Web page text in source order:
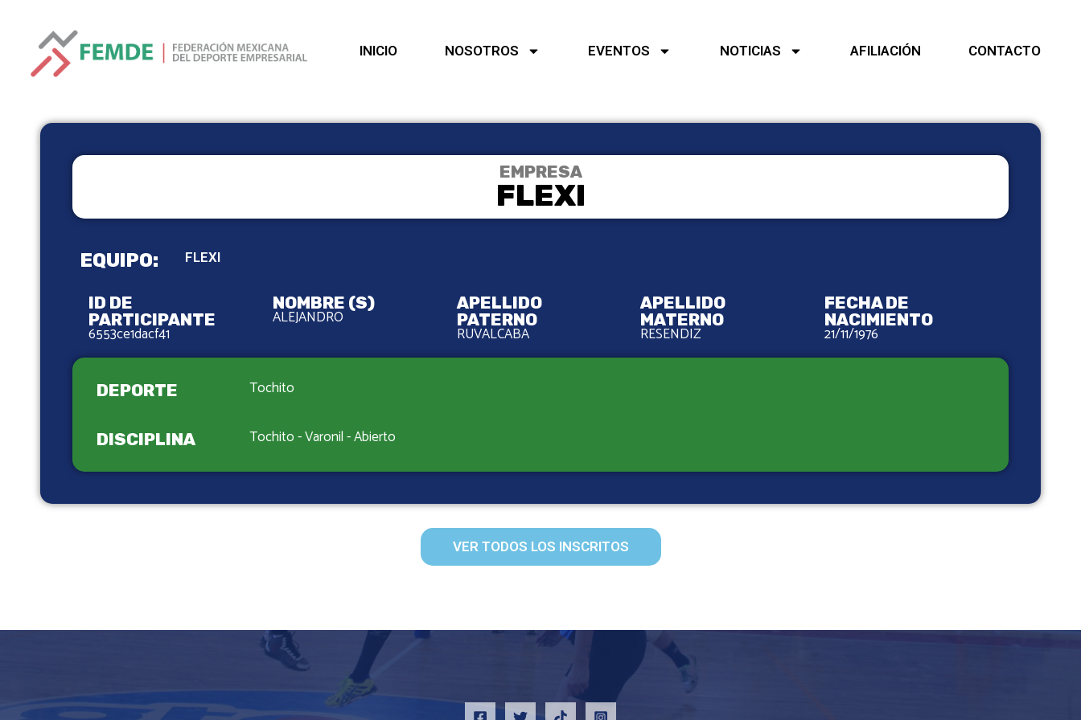
INICIO NOSOTROS EVENTOS NOTICIAS AFILIACIÓN CONTACTO
EMPRESA
FLEXI
EQUIPO: FLEXI
ID DE
PARTICIPANTE
6553ce1dacf41
NOMBRE (S)
ALEJANDRO
APELLIDO
PATERNO
RUVALCABA
APELLIDO
MATERNO
RESENDIZ
FECHA DE
NACIMIENTO
21/11/1976
DEPORTE Tochito
DISCIPLINA Tochito - Varonil - Abierto
VER TODOS LOS INSCRITOS